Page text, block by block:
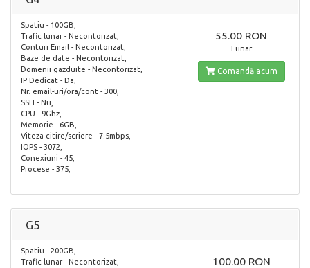
Spatiu - 100GB,
Trafic lunar - Necontorizat,
Conturi Email - Necontorizat,
Baze de date - Necontorizat,
Domenii gazduite - Necontorizat,
IP Dedicat - Da,
Nr. email-uri/ora/cont - 300,
SSH - Nu,
CPU - 9Ghz,
Memorie - 6GB,
Viteza citire/scriere - 7.5mbps,
IOPS - 3072,
Conexiuni - 45,
Procese - 375,
55.00 RON
Lunar
Comandă acum
G5
Spatiu - 200GB,
Trafic lunar - Necontorizat,
100.00 RON